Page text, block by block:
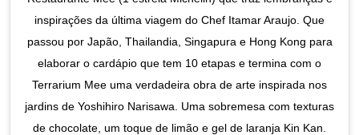
inspirações da última viagem do Chef Itamar Araujo. Que
passou por Japão, Thailandia, Singapura e Hong Kong para
elaborar o cardápio que tem 10 etapas e termina com o
Terrarium Mee uma verdadeira obra de arte inspirada nos
jardins de Yoshihiro Narisawa. Uma sobremesa com texturas
de chocolate, um toque de limão e gel de laranja Kin Kan.